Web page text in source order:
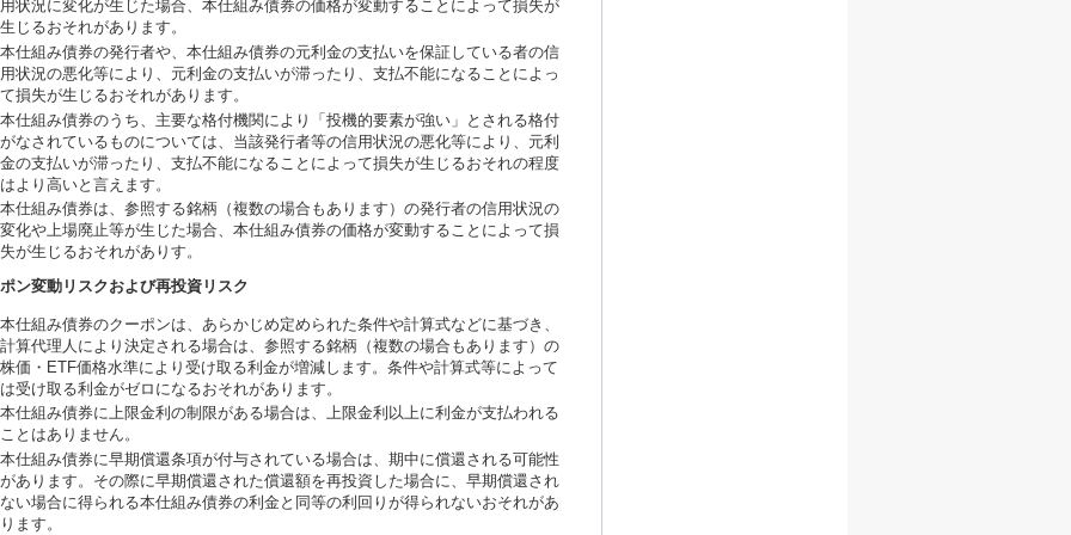
用状況に変化が生じた場合、本仕組み債券の価格が変動することによって損失が
生じるおそれがあります。
本仕組み債券の発行者や、本仕組み債券の元利金の支払いを保証している者の信
用状況の悪化等により、元利金の支払いが滞ったり、支払不能になることによっ
て損失が生じるおそれがあります。
本仕組み債券のうち、主要な格付機関により「投機的要素が強い」とされる格付
がなされているものについては、当該発行者等の信用状況の悪化等により、元利
金の支払いが滞ったり、支払不能になることによって損失が生じるおそれの程度
はより高いと言えます。
本仕組み債券は、参照する銘柄（複数の場合もあります）の発行者の信用状況の
変化や上場廃止等が生じた場合、本仕組み債券の価格が変動することによって損
失が生じるおそれがありす。
ン変動リスクおよび再投資リスク
本仕組み債券のクーポンは、あらかじめ定められた条件や計算式などに基づき、
計算代理人により決定される場合は、参照する銘柄（複数の場合もあります）の
株価・ETF価格水準により受け取る利金が増減します。条件や計算式等によって
は受け取る利金がゼロになるおそれがあります。
本仕組み債券に上限金利の制限がある場合は、上限金利以上に利金が支払われる
ことはありません。
本仕組み債券に早期償還条項が付与されている場合は、期中に償還される可能性
があります。その際に早期償還された償還額を再投資した場合に、早期償還され
ない場合に得られる本仕組み債券の利金と同等の利回りが得られないおそれがあ
ります。